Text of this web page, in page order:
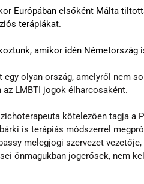
Európában elsőként Málta
terápiákat.
amikor idén Németország
olyan ország, amelyről nem
LMBTI jogok élharcosaként.
kötelezően tagja a
is terápiás módszerrel
melegjogi szervezet
önmagukban jogerősek, nem